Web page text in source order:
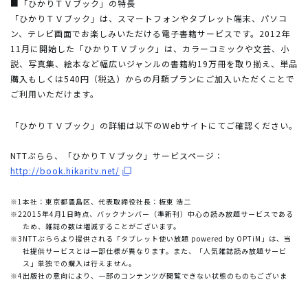
■「ひかりＴＶブック」の特長
「ひかりＴＶブック」は、スマートフォンやタブレット端末、パソコ
ン、テレビ画面でお楽しみいただける電子書籍サービスです。2012年
11月に開始した「ひかりＴＶブック」は、カラーコミックや文芸、小
説、写真集、絵本など幅広いジャンルの書籍約19万冊を取り揃え、単品
購入もしくは540円（税込）からの月額プランにご加入いただくことで
ご利用いただけます。
「ひかりＴＶブック」の詳細は以下のWebサイトにてご確認ください。
NTTぷらら、「ひかりＴＶブック」サービスページ：
http://book.hikaritv.net/
※1本社：東京都豊島区、代表取締役社長：板東 浩二
※22015年4月1日時点、バックナンバー（準新刊）中心の読み放題サービスである
ため、雑誌の数は増減することがございます。
※3 NTTぷららより提供される「タブレット使い放題 powered by OPTiM」は、当
社提供サービスとは一部仕様が異なります。また、「人気雑誌読み放題サービ
ス」単独での購入は行えません。
※4 出版社の意向により、一部のコンテンツが閲覧できない状態のものもございま